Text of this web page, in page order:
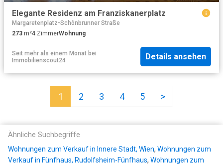
Elegante Residenz am Franziskanerplatz
Margaretenplatz-Schönbrunner Straße
273 m²4 ZimmerWohnung
Seit mehr als einem Monat bei
Immobilienscout24
Details ansehen
1 2 3 4 5 >
Ähnliche Suchbegriffe
Wohnungen zum Verkauf in Innere Stadt, Wien, Wohnungen zum
Verkauf in Fünfhaus, Rudolfsheim-Fünfhaus, Wohnungen zum